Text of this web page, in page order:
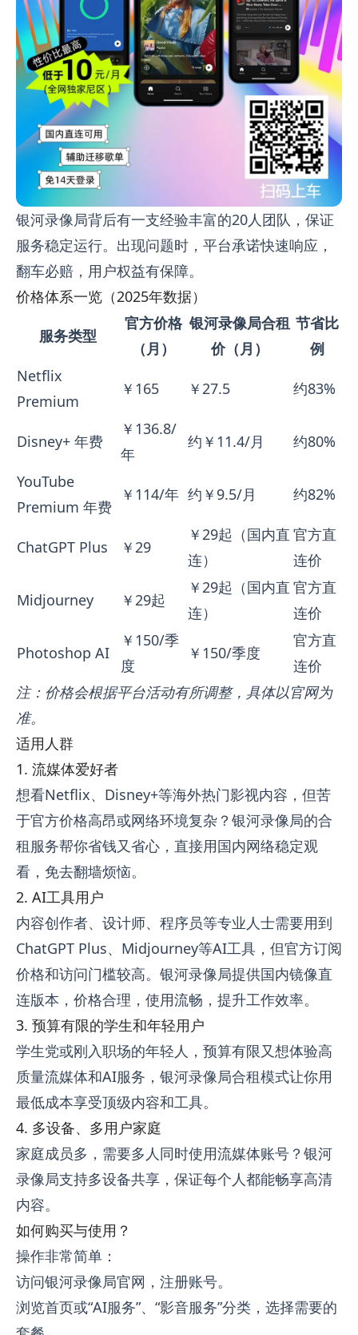
银河录像局背后有一支经验丰富的20人团队，保证
服务稳定运行。出现问题时，平台承诺快速响应，
翻车必赔，用户权益有保障。
价格体系一览（2025年数据）
服务类型
官方价格
（月）
银河录像局合租
价（月）
节省比
例
Netflix
Premium
￥165 ￥27.5 约83%
Disney+ 年费
￥136.8/
年
约￥11.4/月 约80%
YouTube
Premium 年费
￥114/年 约￥9.5/月 约82%
ChatGPT Plus ￥29
￥29起（国内直
连）
官方直
连价
Midjourney ￥29起
￥29起（国内直
连）
官方直
连价
Photoshop AI
￥150/季
度
￥150/季度
官方直
连价
注：价格会根据平台活动有所调整，具体以官网为
准。
适用人群
1. 流媒体爱好者
想看Netflix、Disney+等海外热门影视内容，但苦
于官方价格高昂或网络环境复杂？银河录像局的合
租服务帮你省钱又省心，直接用国内网络稳定观
看，免去翻墙烦恼。
2. AI工具用户
内容创作者、设计师、程序员等专业人士需要用到
ChatGPT Plus、Midjourney等AI工具，但官方订阅
价格和访问门槛较高。银河录像局提供国内镜像直
连版本，价格合理，使用流畅，提升工作效率。
3. 预算有限的学生和年轻用户
学生党或刚入职场的年轻人，预算有限又想体验高
质量流媒体和AI服务，银河录像局合租模式让你用
最低成本享受顶级内容和工具。
4. 多设备、多用户家庭
家庭成员多，需要多人同时使用流媒体账号？银河
录像局支持多设备共享，保证每个人都能畅享高清
内容。
如何购买与使用？
操作非常简单：
访问银河录像局官网，注册账号。
浏览首页或“AI服务”、“影音服务”分类，选择需要的